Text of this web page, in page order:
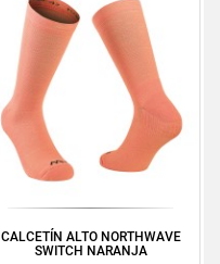
CALCETÍN ALTO NORTHWAVE
SWITCH NARANJA